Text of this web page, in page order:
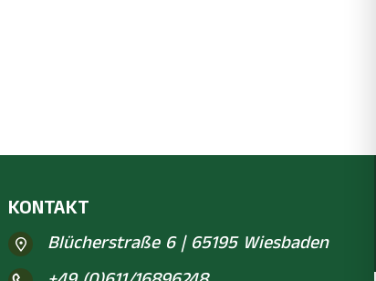
KONTAKT
Blücherstraße 6 | 65195 Wiesbaden